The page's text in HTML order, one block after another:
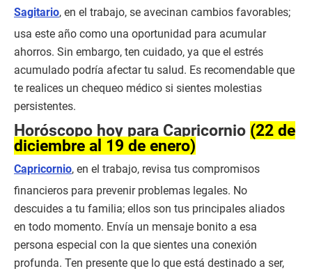
Sagitario, en el trabajo, se avecinan cambios favorables;
usa este año como una oportunidad para acumular
ahorros. Sin embargo, ten cuidado, ya que el estrés
acumulado podría afectar tu salud. Es recomendable que
te realices un chequeo médico si sientes molestias
persistentes.
Horóscopo hoy para Capricornio (22 de
diciembre al 19 de enero)
Capricornio, en el trabajo, revisa tus compromisos
financieros para prevenir problemas legales. No
descuides a tu familia; ellos son tus principales aliados
en todo momento. Envía un mensaje bonito a esa
persona especial con la que sientes una conexión
profunda. Ten presente que lo que está destinado a ser,